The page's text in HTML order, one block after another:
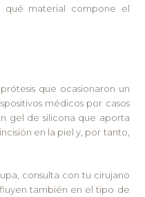
material compone el
que ocasionaron un
médicos por casos
gel de silicona que aporta
en la piel y, por tanto,
consulta con tu cirujano
también en el tipo de